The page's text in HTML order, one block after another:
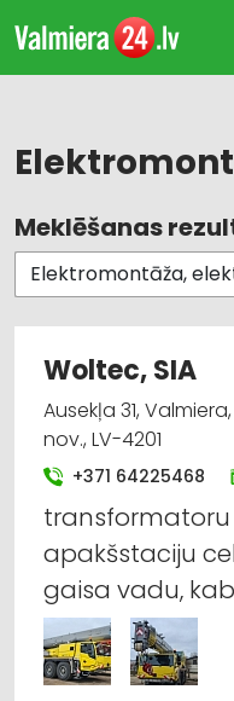
Visas nozares
Elektromontāža,
Apdares darbi
Apgaismes tehnikas
Elektroenerģijas
Elektrotehnisko
tirdzniecība
Siltumtehnika,
Meklēšanas
Woltec, SIA
Ausekļa 31,
nov., LV-4201
+371 64225468
transformatoru
apakšstaciju
gaisa vadu,